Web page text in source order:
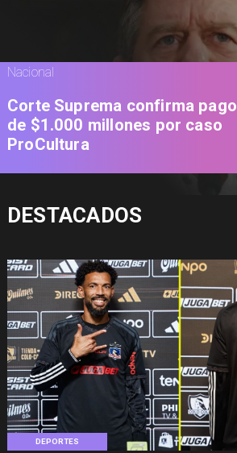
DEPORTES
Nacional
Corte Suprema confirma pago
de $1.000 millones por caso
ProCultura
DESTACADOS